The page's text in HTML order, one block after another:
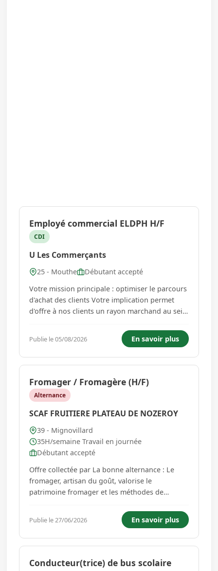
Employé commercial ELDPH H/F
CDI
U Les Commerçants
25 - Mouthe
Débutant accepté
Votre mission principale : optimiser le parcours
d'achat des clients Votre implication permet
d'offre à nos clients un rayon marchand au sein
droguerie, parfumerie et hygiène). - Mise en
rayon / Étiquetage et suivi des prix / Balisage
publicitaire - G...
Publie le 05/08/2026 En savoir plus
Fromager / Fromagère (H/F)
Alternance
SCAF FRUITIERE PLATEAU DE NOZEROY
39 - Mignovillard
35H/semaine Travail en journée
Débutant accepté
Offre collectée par La bonne alternance : Le
fromager, artisan du goût, valorise le
patrimoine fromager et les méthodes de
l'affinage de fromages dans le respect des
règles d'hygiène et de sécurité alimentaire
Conditionne les fromages et gèr...
Publie le 27/06/2026 En savoir plus
Conducteur(trice) de bus scolaire